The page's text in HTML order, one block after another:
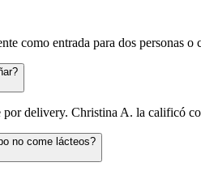
como entrada para dos personas
delivery. Christina A. la calificó
no come lácteos?